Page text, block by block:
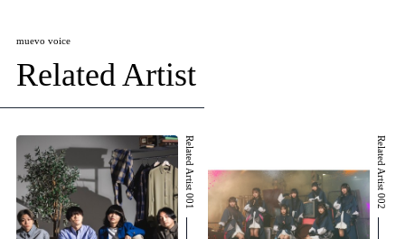
muevo voice
Related Artist
Related Artist 001 Related Artist 002